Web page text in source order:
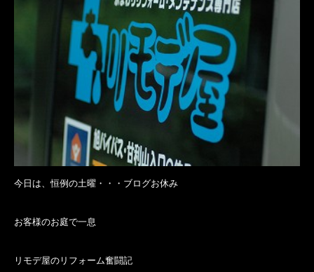
今日は、恒例の土曜・・・ブログお休み
お客様のお庭で一息
リモデ屋のリフォーム奮闘記